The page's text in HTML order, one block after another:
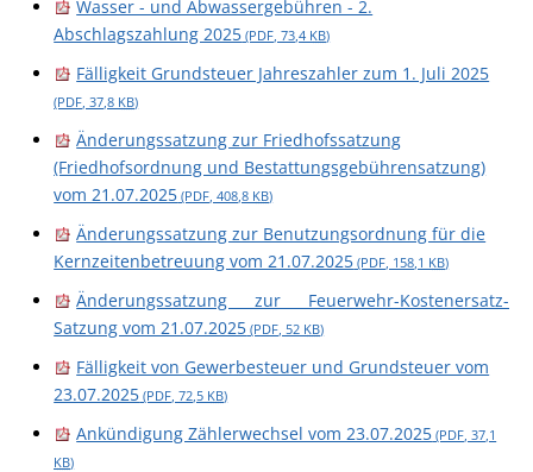
Wasser - und Abwassergebühren - 2.
Abschlagszahlung 2025 (PDF, 73,4 KB)
Fälligkeit Grundsteuer Jahreszahler zum 1. Juli 2025
(PDF, 37,8 KB)
Änderungssatzung zur Friedhofssatzung
(Friedhofsordnung und Bestattungsgebührensatzung)
vom 21.07.2025 (PDF, 408,8 KB)
Änderungssatzung zur Benutzungsordnung für die
Kernzeitenbetreuung vom 21.07.2025 (PDF, 158,1 KB)
Änderungssatzung zur Feuerwehr-Kostenersatz-
Satzung vom 21.07.2025 (PDF, 52 KB)
Fälligkeit von Gewerbesteuer und Grundsteuer vom
23.07.2025 (PDF, 72,5 KB)
Ankündigung Zählerwechsel vom 23.07.2025 (PDF, 37,1
KB)